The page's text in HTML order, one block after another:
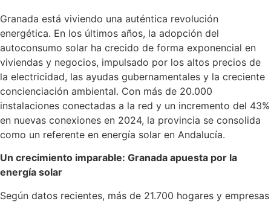
Granada está viviendo una auténtica revolución
energética. En los últimos años, la adopción del
autoconsumo solar ha crecido de forma exponencial en
viviendas y negocios, impulsado por los altos precios de
la electricidad, las ayudas gubernamentales y la creciente
concienciación ambiental. Con más de 20.000
instalaciones conectadas a la red y un incremento del 43%
en nuevas conexiones en 2024, la provincia se consolida
como un referente en energía solar en Andalucía.
Un crecimiento imparable: Granada apuesta por la
energía solar
Según datos recientes, más de 21.700 hogares y empresas